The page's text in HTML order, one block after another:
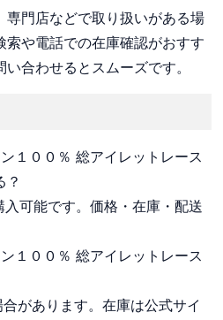
門店などで取り扱いがある場
や電話での在庫確認がおすす
合わせるとスムーズです。
１００％ 総アイレットレース
？
可能です。価格・在庫・配送
１００％ 総アイレットレース
があります。在庫は公式サイ